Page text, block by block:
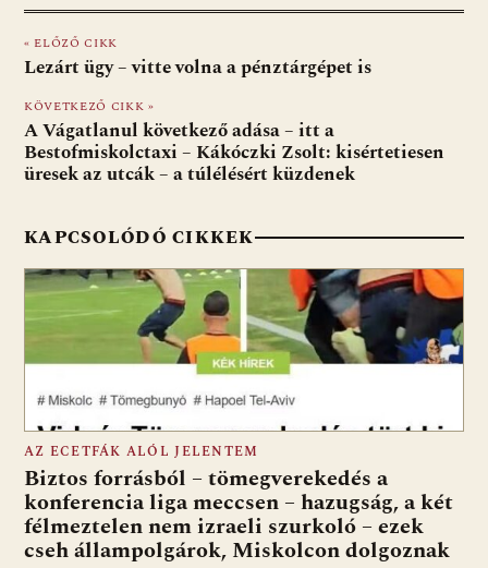
e
b
o
o
k
er at
s
A
p
p
d
di
ai
l
t za
m
g
« ELŐZŐ CIKK
Lezárt ügy – vitte volna a pénztárgépet is
KÖVETKEZŐ CIKK »
A Vágatlanul következő adása – itt a
Bestofmiskolctaxi – Kákóczki Zsolt: kisértetiesen
üresek az utcák – a túlélésért küzdenek
KAPCSOLÓDÓ CIKKEK
AZ ECETFÁK ALÓL JELENTEM
Biztos forrásból – tömegverekedés a
konferencia liga meccsen – hazugság, a két
félmeztelen nem izraeli szurkoló – ezek
cseh állampolgárok, Miskolcon dolgoznak